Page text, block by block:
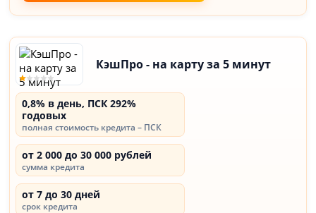
КэшПро - на карту за 5 минут
0,8% в день, ПСК 292%
годовых
полная стоимость кредита – ПСК
от 2 000 до 30 000 рублей
сумма кредита
от 7 до 30 дней
срок кредита